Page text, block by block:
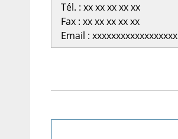
Tél. : xx xx xx xx xx
Fax : xx xx xx xx xx
Email : xxxxxxxxxxxxxxxxxx